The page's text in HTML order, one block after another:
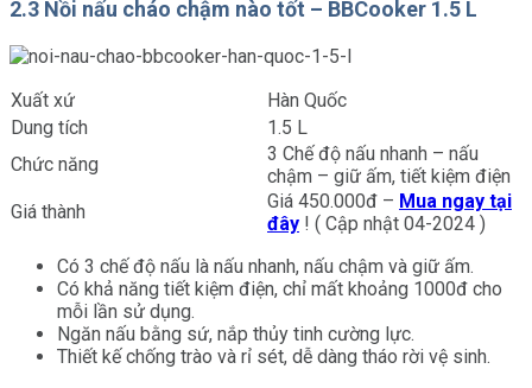
2.3 Nồi nấu cháo chậm nào tốt – BBCooker 1.5 L
Xuất xứ
Hàn Quốc
Dung tích
1.5 L
Chức năng
3 Chế độ nấu nhanh – nấu
chậm – giữ ấm, tiết kiệm điện
Giá thành
Giá 450.000đ – Mua ngay tại
đây ! ( Cập nhật 04-2024 )
Có 3 chế độ nấu là nấu nhanh, nấu chậm và giữ ấm.
Có khả năng tiết kiệm điện, chỉ mất khoảng 1000đ cho
mỗi lần sử dụng.
Ngăn nấu bằng sứ, nắp thủy tinh cường lực.
Thiết kế chống trào và rỉ sét, dễ dàng tháo rời vệ sinh.